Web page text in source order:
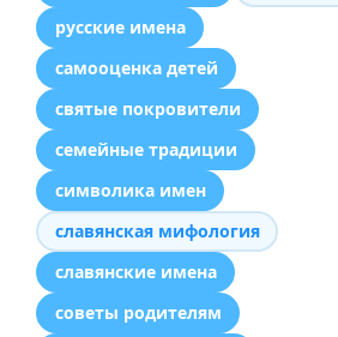
русские имена
самооценка детей
святые покровители
семейные традиции
символика имен
славянская мифология
славянские имена
советы родителям